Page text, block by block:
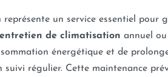
représente un service essentiel pour
entretien de climatisation annuel
énergétique et de
suivi régulier. Cette maintenance